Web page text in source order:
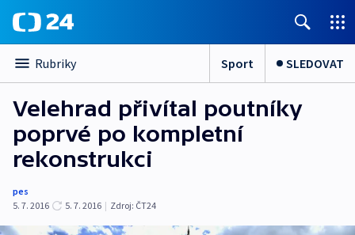
Rubriky Sport SLEDOVAT
Velehrad přivítal poutníky
poprvé po kompletní
rekonstrukci
pes
5. 7. 2016
5. 7. 2016 | Zdroj: ČT24